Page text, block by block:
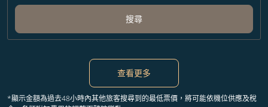
搜尋
查看更多
*顯示金額為過去48小時內其他旅客搜尋到的最低票價，將可能依機位供應及稅